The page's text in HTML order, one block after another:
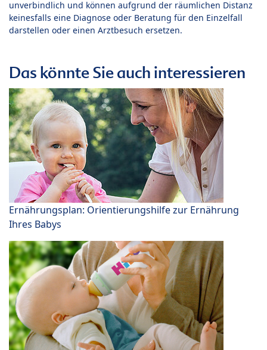
unverbindlich und können aufgrund der räumlichen Distanz
keinesfalls eine Diagnose oder Beratung für den Einzelfall
darstellen oder einen Arztbesuch ersetzen.
Das könnte Sie auch interessieren
Ernährungsplan: Orientierungshilfe zur Ernährung
Ihres Babys